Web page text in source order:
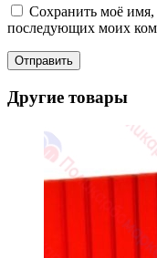
Сохранить моё имя,
последующих моих
Другие товары